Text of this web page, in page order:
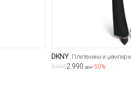
DKNY Плетенини и џемпери
5.9902.990 ден-50%